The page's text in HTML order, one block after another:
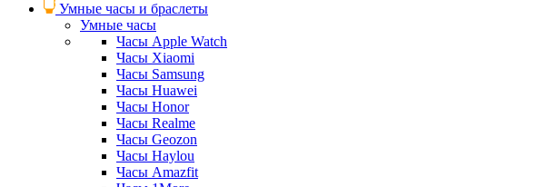
Умные часы и браслеты
Умные часы
Часы Apple Watch
Часы Xiaomi
Часы Samsung
Часы Huawei
Часы Honor
Часы Realme
Часы Geozon
Часы Haylou
Часы Amazfit